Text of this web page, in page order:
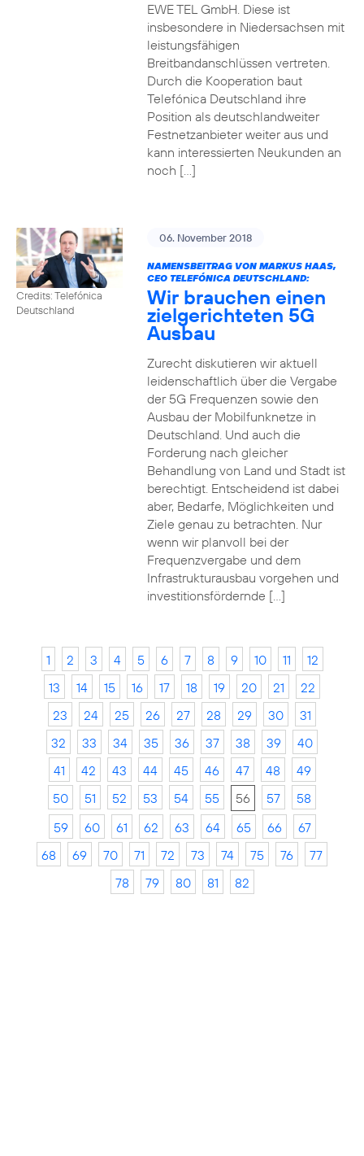
EWE TEL GmbH. Diese ist
insbesondere in Niedersachsen mit
leistungsfähigen
Breitbandanschlüssen vertreten.
Durch die Kooperation baut
Telefónica Deutschland ihre
Position als deutschlandweiter
Festnetzanbieter weiter aus und
kann interessierten Neukunden an
noch […]
Credits: Telefónica
Deutschland
06. November 2018
NAMENSBEITRAG VON MARKUS HAAS,
CEO TELEFÓNICA DEUTSCHLAND:
Wir brauchen einen
zielgerichteten 5G
Ausbau
Zurecht diskutieren wir aktuell
leidenschaftlich über die Vergabe
der 5G Frequenzen sowie den
Ausbau der Mobilfunknetze in
Deutschland. Und auch die
Forderung nach gleicher
Behandlung von Land und Stadt ist
berechtigt. Entscheidend ist dabei
aber, Bedarfe, Möglichkeiten und
Ziele genau zu betrachten. Nur
wenn wir planvoll bei der
Frequenzvergabe und dem
Infrastrukturausbau vorgehen und
investitionsfördernde […]
1 2 3 4 5 6 7 8 9 10 11
12
13
14 15 16 17 18 19 20 21
22
23
24 25 26 27 28 29 30
31
32
33 34 35 36 37 38 39
40
41
42 43 44 45 46 47 48
49
50
51 52 53 54 55 56 57
58
59
60 61 62 63 64 65 66
67
68
69 70 71 72 73 74 75 76
77
78
79 80 81 82